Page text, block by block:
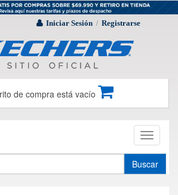
Iniciar Sesión / Registrarse
de compra está vacío
Toggle
Buscar